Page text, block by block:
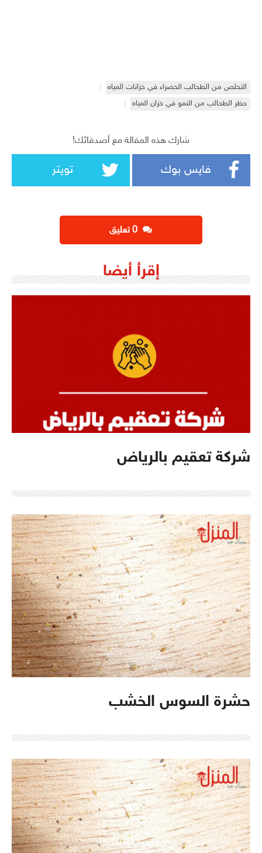
التخلص من الطحالب الخضراء في خزانات المياه
حظر الطحالب من النمو في خزان المياه
شارك هذه المقالة مع أصدقائك!
فايس بوك تويتر
إقرأ أيضا
شركة تعقيم بالرياض
حشرة السوس الخشب